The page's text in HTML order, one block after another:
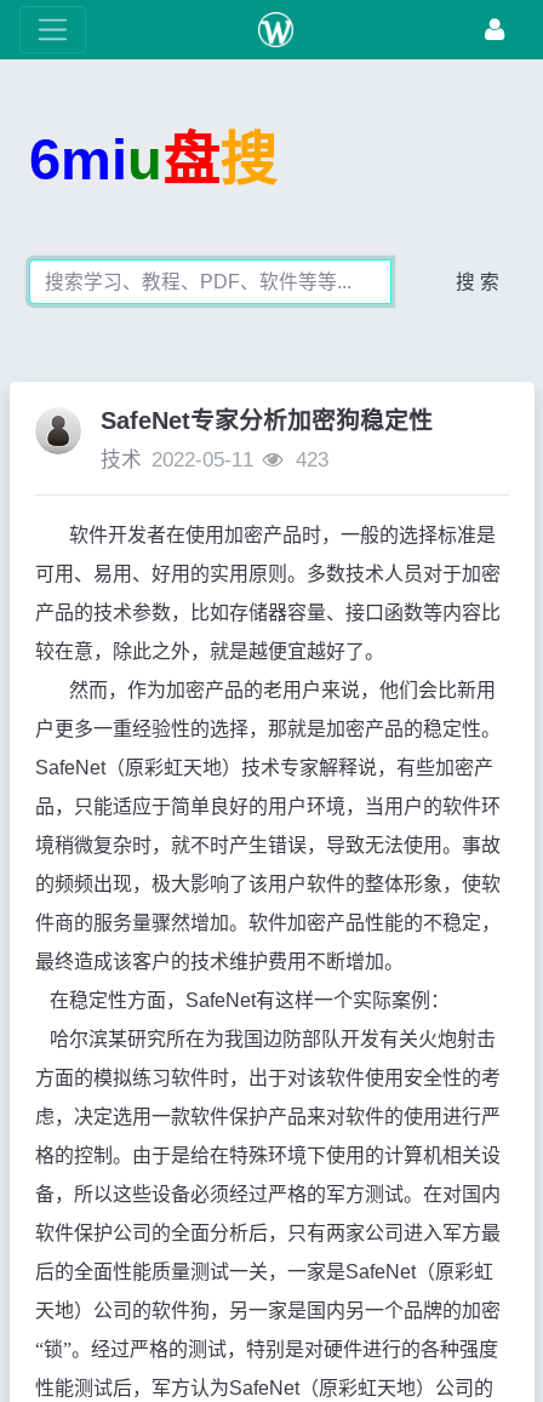
6miu盘搜
搜 索
SafeNet专家分析加密狗稳定性
技术 2022-05-11 423
软件开发者在使用加密产品时，一般的选择标准是
可用、易用、好用的实用原则。多数技术人员对于加密
产品的技术参数，比如存储器容量、接口函数等内容比
较在意，除此之外，就是越便宜越好了。
然而，作为加密产品的老用户来说，他们会比新用
户更多一重经验性的选择，那就是加密产品的稳定性。
SafeNet（原彩虹天地）技术专家解释说，有些加密产
品，只能适应于简单良好的用户环境，当用户的软件环
境稍微复杂时，就不时产生错误，导致无法使用。事故
的频频出现，极大影响了该用户软件的整体形象，使软
件商的服务量骤然增加。软件加密产品性能的不稳定，
最终造成该客户的技术维护费用不断增加。
在稳定性方面， SafeNet有这样一个实际案例：
哈尔滨某研究所在为我国边防部队开发有关火炮射击
方面的模拟练习软件时，出于对该软件使用安全性的考
虑，决定选用一款软件保护产品来对软件的使用进行严
格的控制。由于是给在特殊环境下使用的计算机相关设
备，所以这些设备必须经过严格的军方测试。在对国内
软件保护公司的全面分析后，只有两家公司进入军方最
后的全面性能质量测试一关，一家是SafeNet（原彩虹
天地）公司的软件狗，另一家是国内另一个品牌的加密
“锁”。经过严格的测试，特别是对硬件进行的各种强度
性能测试后，军方认为SafeNet（原彩虹天地）公司的